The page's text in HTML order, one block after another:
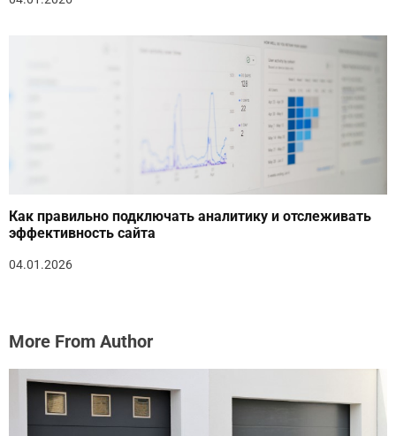
Как правильно подключать аналитику и отслеживать
эффективность сайта
04.01.2026
More From Author